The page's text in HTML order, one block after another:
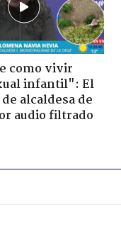
como vivir
infantil": El
alcaldesa de
audio filtrado